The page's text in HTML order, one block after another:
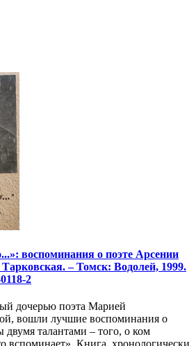
воспоминания о поэте Арсении
– Томск: Водолей, 1999.
2
дочерью поэта Марией
вошли лучшие воспоминания о
двумя талантами – того, о ком
вспоминает». Книга, хронологически